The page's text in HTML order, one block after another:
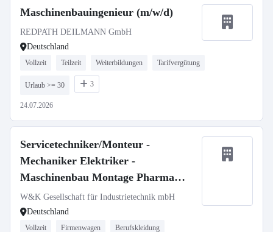
Maschinenbauingenieur (m/w/d)
REDPATH DEILMANN GmbH
Deutschland
Vollzeit Teilzeit Weiterbildungen Tarifvergütung
Urlaub >= 30 3
24.07.2026
Servicetechniker/Monteur -
Mechaniker Elektriker -
Maschinenbau Montage Pharma
Medizintechnik (m/w/d)
W&K Gesellschaft für Industrietechnik mbH
Deutschland
Vollzeit Firmenwagen Berufskleidung